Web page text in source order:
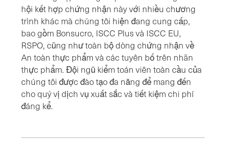
hội kết hợp chứng nhận này với nhiều chương
trình khác mà chúng tôi hiện đang cung cấp,
bao gồm Bonsucro, ISCC Plus và ISCC EU,
RSPO, cũng như toàn bộ dòng chứng nhận về
An toàn thực phẩm và các tuyên bố trên nhãn
thực phẩm. Đội ngũ kiểm toán viên toàn cầu của
chúng tôi được đào tạo đa năng để mang đến
cho quý vị dịch vụ xuất sắc và tiết kiệm chi phí
đáng kể.